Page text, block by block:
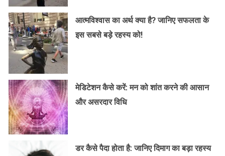
आत्मविश्वास का अर्थ क्या है? जानिए सफलता के
इस सबसे बड़े रहस्य को!
मेडिटेशन कैसे करें: मन को शांत करने की आसान
और असरदार विधि
डर कैसे पैदा होता है: जानिए दिमाग का बड़ा रहस्य